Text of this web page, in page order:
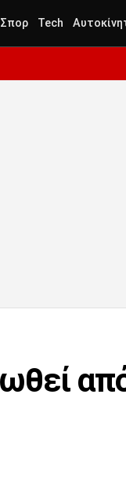
Σπορ Tech